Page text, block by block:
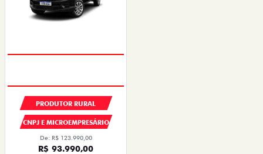
PRODUTOR RURAL
CNPJ E MICROEMPRESÁRIO
De: R$ 123.990,00
R$ 93.990,00